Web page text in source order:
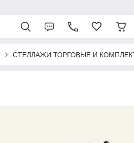
СТЕЛЛАЖИ ТОРГОВЫЕ И